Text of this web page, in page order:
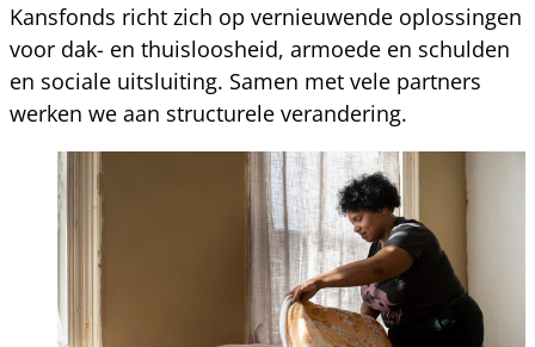
Kansfonds richt zich op vernieuwende oplossingen
voor dak- en thuisloosheid, armoede en schulden
en sociale uitsluiting. Samen met vele partners
werken we aan structurele verandering.